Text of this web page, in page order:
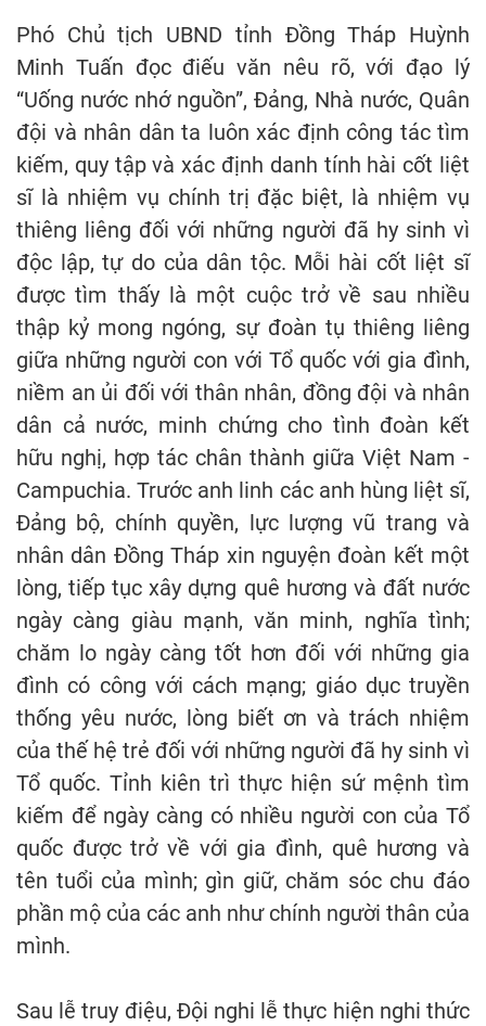
Phó Chủ tịch UBND tỉnh Đồng Tháp Huỳnh
Minh Tuấn đọc điếu văn nêu rõ, với đạo lý
“Uống nước nhớ nguồn”, Đảng, Nhà nước, Quân
đội và nhân dân ta luôn xác định công tác tìm
kiếm, quy tập và xác định danh tính hài cốt liệt
sĩ là nhiệm vụ chính trị đặc biệt, là nhiệm vụ
thiêng liêng đối với những người đã hy sinh vì
độc lập, tự do của dân tộc. Mỗi hài cốt liệt sĩ
được tìm thấy là một cuộc trở về sau nhiều
thập kỷ mong ngóng, sự đoàn tụ thiêng liêng
giữa những người con với Tổ quốc với gia đình,
niềm an ủi đối với thân nhân, đồng đội và nhân
dân cả nước, minh chứng cho tình đoàn kết
hữu nghị, hợp tác chân thành giữa Việt Nam -
Campuchia. Trước anh linh các anh hùng liệt sĩ,
Đảng bộ, chính quyền, lực lượng vũ trang và
nhân dân Đồng Tháp xin nguyện đoàn kết một
lòng, tiếp tục xây dựng quê hương và đất nước
ngày càng giàu mạnh, văn minh, nghĩa tình;
chăm lo ngày càng tốt hơn đối với những gia
đình có công với cách mạng; giáo dục truyền
thống yêu nước, lòng biết ơn và trách nhiệm
của thế hệ trẻ đối với những người đã hy sinh vì
Tổ quốc. Tỉnh kiên trì thực hiện sứ mệnh tìm
kiếm để ngày càng có nhiều người con của Tổ
quốc được trở về với gia đình, quê hương và
tên tuổi của mình; gìn giữ, chăm sóc chu đáo
phần mộ của các anh như chính người thân của
mình.
Sau lễ truy điệu, Đội nghi lễ thực hiện nghi thức